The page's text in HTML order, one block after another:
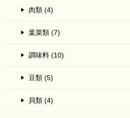
肉類 (4)
葉菜類 (7)
調味料 (10)
豆類 (5)
貝類 (4)